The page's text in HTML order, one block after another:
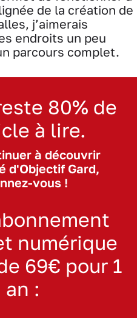
de la création de
j’aimerais
endroits un peu
parcours complet.
80% de
à lire.
à découvrir
d'Objectif Gard,
vous !
numérique
69€ pour 1
an :